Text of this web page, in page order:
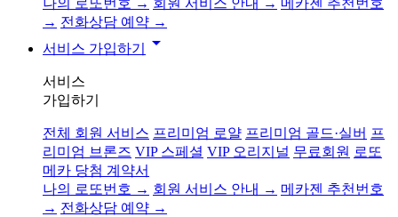
나의 로또번호 → 회원 서비스 안내 → 메카젠 추천번호
→ 전화상담 예약 →
서비스 가입하기
arrow_drop_down
서비스
가입하기
전체 회원 서비스 프리미엄 로얄 프리미엄 골드·실버 프
리미엄 브론즈 VIP 스페셜 VIP 오리지널 무료회원 로또
메카 당첨 계약서
나의 로또번호 → 회원 서비스 안내 → 메카젠 추천번호
→ 전화상담 예약 →